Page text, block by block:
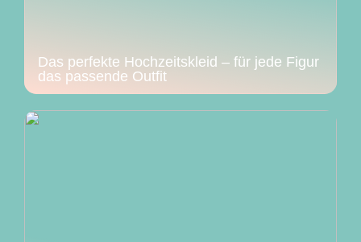
Das perfekte Hochzeitskleid – für jede Figur
das passende Outfit